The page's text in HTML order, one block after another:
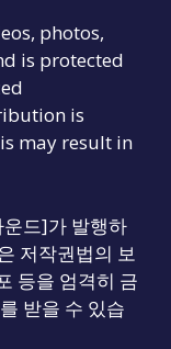
photos,
is protected
is
may result in
드]가 발행하
저작권법의 보
등을 엄격히 금
받을 수 있습